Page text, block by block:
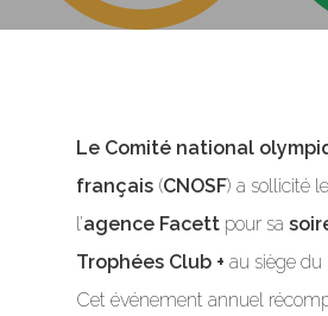
Le Comité national
français (CNOSF) a sollicité
l’agence Facett pour sa
Trophées Club + au siège du
Cet événement annuel